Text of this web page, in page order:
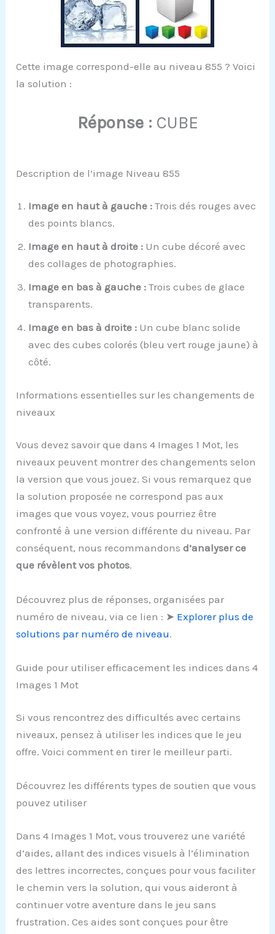
Cette image correspond-elle au niveau 855 ? Voici
la solution :
Réponse : CUBE
Description de l’image Niveau 855
Image en haut à gauche : Trois dés rouges avec
des points blancs.
Image en haut à droite : Un cube décoré avec
des collages de photographies.
Image en bas à gauche : Trois cubes de glace
transparents.
Image en bas à droite : Un cube blanc solide
avec des cubes colorés (bleu vert rouge jaune) à
côté.
Informations essentielles sur les changements de
niveaux
Vous devez savoir que dans 4 Images 1 Mot, les
niveaux peuvent montrer des changements selon
la version que vous jouez. Si vous remarquez que
la solution proposée ne correspond pas aux
images que vous voyez, vous pourriez être
confronté à une version différente du niveau. Par
conséquent, nous recommandonsd’analyser ce
que révèlent vos photos.
Découvrez plus de réponses, organisées par
numéro de niveau, via ce lien : ➤ Explorer plus de
solutions par numéro de niveau.
Guide pour utiliser efficacement les indices dans 4
Images 1 Mot
Si vous rencontrez des difficultés avec certains
niveaux, pensez à utiliser les indices que le jeu
offre. Voici comment en tirer le meilleur parti.
Découvrez les différents types de soutien que vous
pouvez utiliser
Dans 4 Images 1 Mot, vous trouverez une variété
d’aides, allant des indices visuels à l’élimination
des lettres incorrectes, conçues pour vous faciliter
le chemin vers la solution, qui vous aideront à
continuer votre aventure dans le jeu sans
frustration. Ces aides sont conçues pour être